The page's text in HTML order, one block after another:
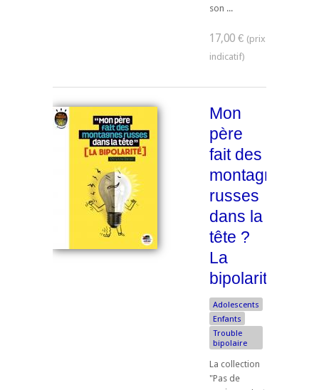
son ...
17,00 €
Mon
père
fait des
montagnes
russes
dans la
tête ?
La
bipolarité
Adolescents
Enfants
Trouble
bipolaire
La collection
"Pas de